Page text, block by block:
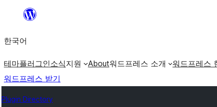
츠
로
로
가
한국어
테마플러그인소식지원 About워드프레스 소개 워드프레스
워드프레스 받기
Plugin Directory